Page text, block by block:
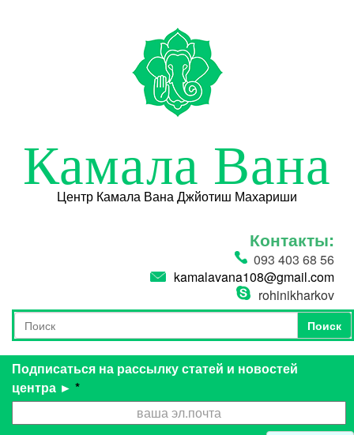
Камала Вана
Центр Камала Вана Джйотиш Махариши
Контакты:
093 403 68 56
kamalavana108@gmail.com
rohinikharkov
Форма поиска
Поиск
Поиск
Подписаться на рассылку статей и новостей
центра ► *